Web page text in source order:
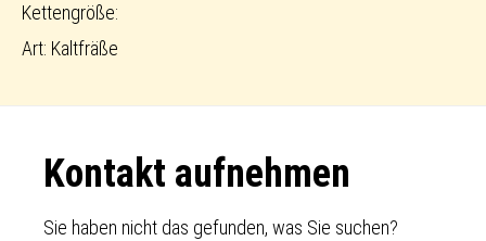
Kettengröße:
Art: Kaltfräße
Footer
Kontakt aufnehmen
Sie haben nicht das gefunden, was Sie suchen?